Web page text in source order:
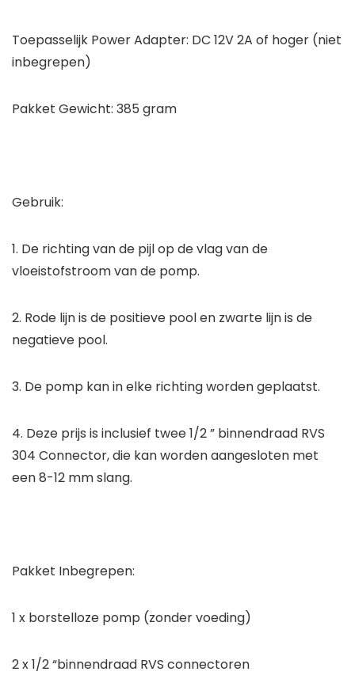
Toepasselijk Power Adapter: DC 12V 2A of hoger (niet
inbegrepen)
Pakket Gewicht: 385 gram
Gebruik:
1. De richting van de pijl op de vlag van de
vloeistofstroom van de pomp.
2. Rode lijn is de positieve pool en zwarte lijn is de
negatieve pool.
3. De pomp kan in elke richting worden geplaatst.
4. Deze prijs is inclusief twee 1/2 ” binnendraad RVS
304 Connector, die kan worden aangesloten met
een 8-12 mm slang.
Pakket Inbegrepen:
1 x borstelloze pomp (zonder voeding)
2 x 1/2 “binnendraad RVS connectoren